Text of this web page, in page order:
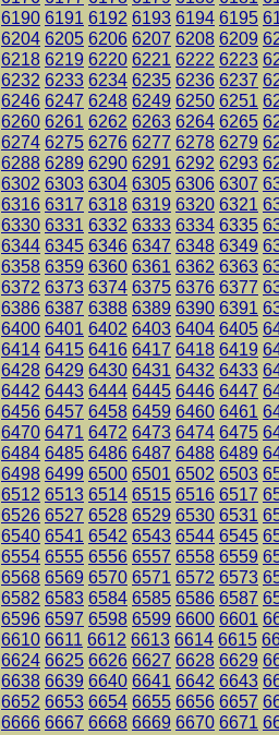
6190 6191 6192 6193 6194 6195
6204 6205 6206 6207 6208 6209
6218 6219 6220 6221 6222 6223
6232 6233 6234 6235 6236 6237
6246 6247 6248 6249 6250 6251
6260 6261 6262 6263 6264 6265
6274 6275 6276 6277 6278 6279
6288 6289 6290 6291 6292 6293
6302 6303 6304 6305 6306 6307
6316 6317 6318 6319 6320 6321
6330 6331 6332 6333 6334 6335
6344 6345 6346 6347 6348 6349
6358 6359 6360 6361 6362 6363
6372 6373 6374 6375 6376 6377
6386 6387 6388 6389 6390 6391
6400 6401 6402 6403 6404 6405
6414 6415 6416 6417 6418 6419
6428 6429 6430 6431 6432 6433
6442 6443 6444 6445 6446 6447
6456 6457 6458 6459 6460 6461
6470 6471 6472 6473 6474 6475
6484 6485 6486 6487 6488 6489
6498 6499 6500 6501 6502 6503
6512 6513 6514 6515 6516 6517
6526 6527 6528 6529 6530 6531
6540 6541 6542 6543 6544 6545
6554 6555 6556 6557 6558 6559
6568 6569 6570 6571 6572 6573
6582 6583 6584 6585 6586 6587
6596 6597 6598 6599 6600 6601
6610 6611 6612 6613 6614 6615
6624 6625 6626 6627 6628 6629
6638 6639 6640 6641 6642 6643
6652 6653 6654 6655 6656 6657
6666 6667 6668 6669 6670 6671